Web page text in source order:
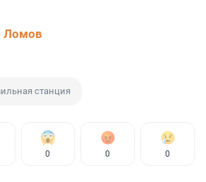
Ломов
станция
0 0 0